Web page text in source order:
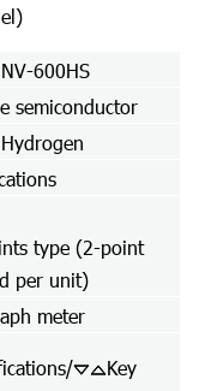
NV-600HS
semiconductor
Hydrogen
type (2-point
per unit)
meter
Key